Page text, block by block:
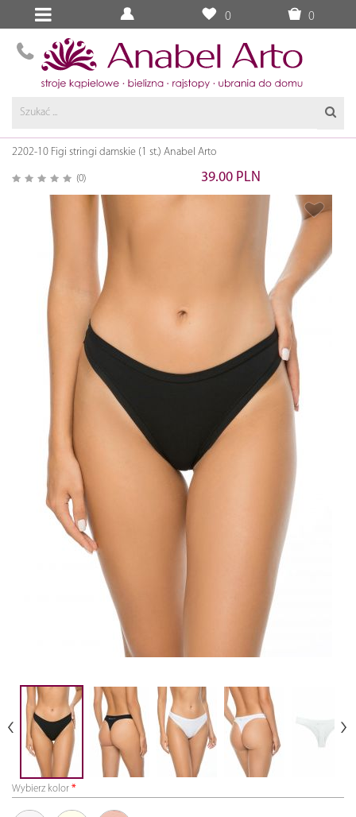
0 0
2202-10 Figi stringi damskie (1 st.) Anabel Arto
(0) 39.00 PLN
Wybierz kolor